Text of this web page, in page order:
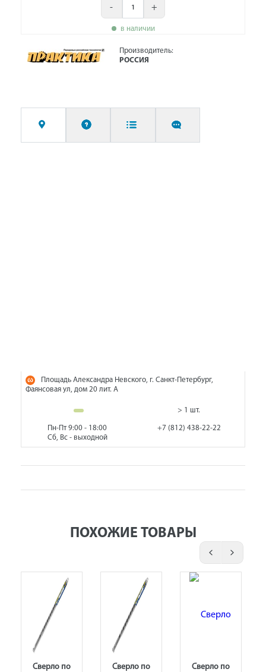
- +
в наличии
Производитель:
РОССИЯ
Площадь Александра Невского, г. Санкт-Петербург,
Фаянсовая ул, дом 20 лит. А
> 1 шт.
Пн-Пт 9:00 - 18:00
Сб, Вс - выходной
+7 (812) 438-22-22
ПОХОЖИЕ ТОВАРЫ
Сверло по
Сверло по
Сверло по